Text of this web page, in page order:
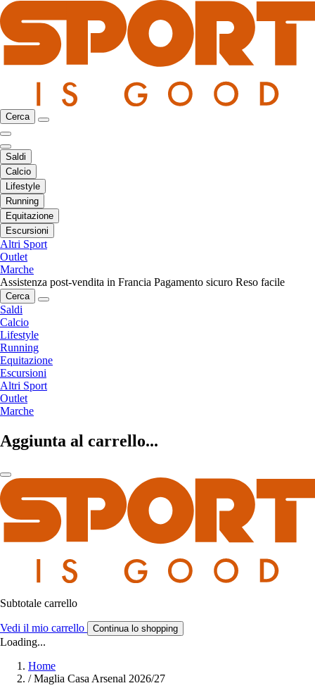
Cerca
Saldi
Calcio
Lifestyle
Running
Equitazione
Escursioni
Altri Sport
Outlet
Marche
Assistenza post-vendita in Francia Pagamento sicuro Reso facile
Cerca
Saldi
Calcio
Lifestyle
Running
Equitazione
Escursioni
Altri Sport
Outlet
Marche
Aggiunta al carrello...
Subtotale carrello
Vedi il mio carrello Continua lo shopping
Loading...
Home
/ Maglia Casa Arsenal 2026/27